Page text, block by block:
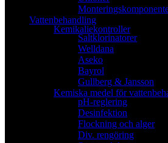
Vattenbehandling
Kemikaliekontroller
Saltklorinatorer
Welldana
Aseko
Bayrol
Gullberg & Jansson
Kemiska medel för
pH-reglering
Desinfektion
Flockning och alger
Div. rengöring